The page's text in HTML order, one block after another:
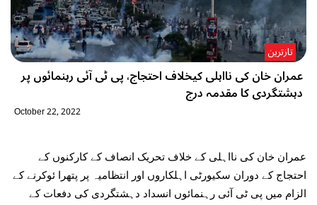
عمران خان کی نااہلی کیخلاف احتجاج، پی ٹی آئی رہنمائوں پر
دہشتگردی کا مقدمہ درج
تازترین
October 22, 2022
عمران خان کی نااہلی کے خلاف تحریک انصاف کے کارکنوں کے
احتجاج کے دوران سکیورٹی اہلکاروں اور انتظامیہ پر پتھرا ئوکرنے کے
الزام میں پی ٹی آئی رہنمائوں انسداد دہشتگردی کی دفعات کے